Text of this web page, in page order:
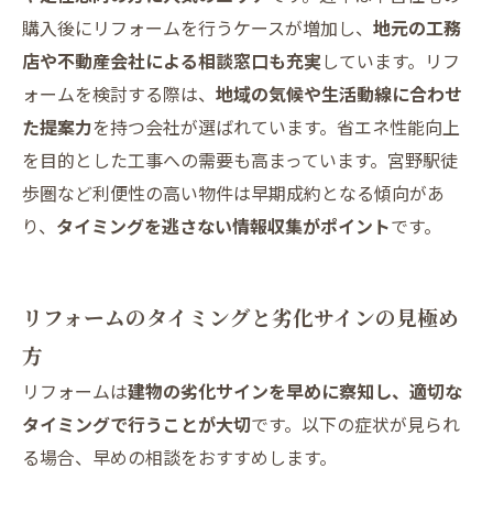
購入後にリフォームを行うケースが増加し、 地元の工務
店や不動産会社による相談窓口も充実しています。リフ
ォームを検討する際は、 地域の気候や生活動線に合わせ
た提案力を持つ会社が選ばれています。省エネ性能向上
を目的とした工事への需要も高まっています。宮野駅徒
歩圏など利便性の高い物件は早期成約となる傾向があ
り、 タイミングを逃さない情報収集がポイントです。
リフォームのタイミングと劣化サインの見極め
方
リフォームは建物の劣化サインを早めに察知し、適切な
タイミングで行うことが大切です。以下の症状が見られ
る場合、早めの相談をおすすめします。